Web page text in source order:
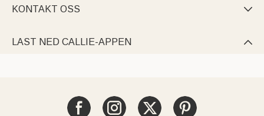
KONTAKT OSS 
LAST NED CALLIE-APPEN 